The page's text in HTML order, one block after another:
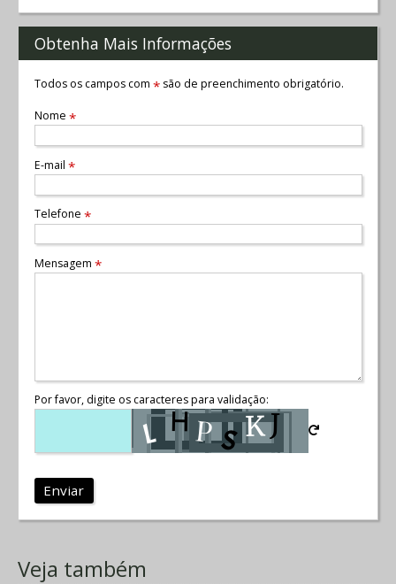
Obtenha Mais Informações
Todos os campos com *são de preenchimento obrigatório.
Nome *
E-mail *
Telefone *
Mensagem *
Por favor, digite os caracteres para validação:
Enviar
Veja também